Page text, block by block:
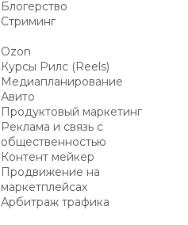
Блогерство
Стриминг
Ozon
Курсы Рилс (Reels)
Медиапланирование
Авито
Продуктовый маркетинг
Реклама и связь с
общественностью
Контент мейкер
Продвижение на
маркетплейсах
Арбитраж трафика